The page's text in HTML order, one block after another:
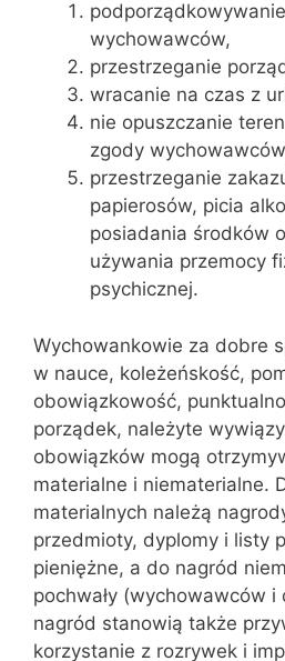
wychowawców,
przestrzeganie
wracanie na czas z
nie opuszczanie
zgody
przestrzeganie
papierosów, picia
posiadania środków
używania przemocy
psychicznej.
Wychowankowie za dobre
w nauce, koleżeńskość,
obowiązkowość,
porządek, należyte
obowiązków mogą
materialne i niematerialne.
materialnych należą
przedmioty, dyplomy i listy
pieniężne, a do nagród
pochwały (wychowawców
nagród stanowią także
korzystanie z rozrywek i